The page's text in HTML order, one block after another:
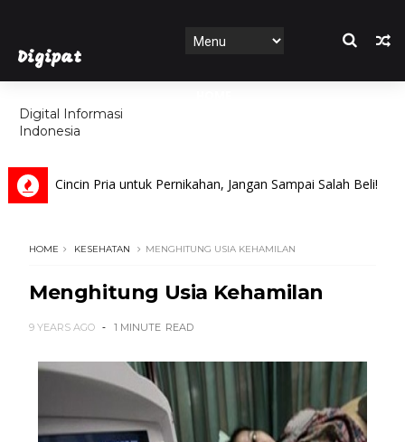
Digipat
Digital Informasi
Indonesia
FEATURES
Cincin Pria untuk Pernikahan, Jangan Sampai Salah Beli!
HOME KESEHATAN MENGHITUNG USIA KEHAMILAN
Menghitung Usia Kehamilan
9 YEARS AGO 1 MINUTE READ